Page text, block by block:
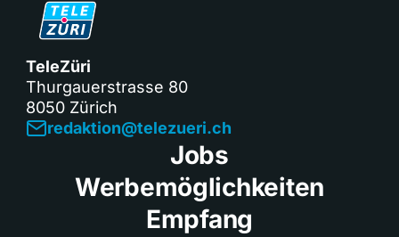
TeleZüri
Thurgauerstrasse 80
8050 Zürich
redaktion@telezueri.ch
Jobs
Werbemöglichkeiten
Empfang